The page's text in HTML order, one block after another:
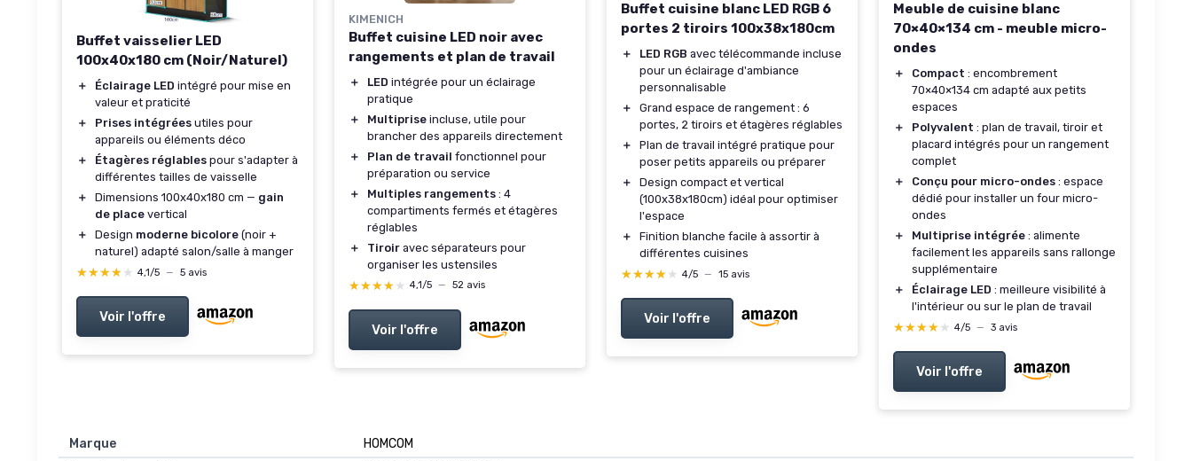
Buffet vaisselier LED
100x40x180 cm (Noir/Naturel)
＋ Éclairage LED intégré pour mise en
valeur et praticité
＋
Prises intégrées utiles pour
appareils ou éléments déco
＋
Étagères réglables pour s'adapter à
différentes tailles de vaisselle
＋
Dimensions 100x40x180 cm — gain
de place vertical
＋
Design moderne bicolore (noir +
naturel) adapté salon/salle à manger
★★★★★
★★★★★ 4,1/5 — 5 avis
Voir l'offre
KIMENICH
Buffet cuisine LED noir avec
rangements et plan de travail
＋ LED intégrée pour un éclairage
pratique
＋
Multiprise incluse, utile pour
brancher des appareils directement
＋
Plan de travail fonctionnel pour
préparation ou service
＋
Multiples rangements : 4
compartiments fermés et étagères
réglables
＋
Tiroir avec séparateurs pour
organiser les ustensiles
★★★★★
★★★★★ 4,1/5 — 52 avis
Voir l'offre
Buffet cuisine blanc LED RGB 6
portes 2 tiroirs 100x38x180cm
＋ LED RGB avec télécommande incluse
pour un éclairage d'ambiance
personnalisable
＋
Grand espace de rangement : 6
portes, 2 tiroirs et étagères réglables
＋
Plan de travail intégré pratique pour
poser petits appareils ou préparer
＋
Design compact et vertical
(100x38x180cm) idéal pour optimiser
l'espace
＋
Finition blanche facile à assortir à
différentes cuisines
★★★★★
★★★★★ 4/5 — 15 avis
Voir l'offre
Meuble de cuisine blanc
70×40×134 cm - meuble micro-
ondes
＋ Compact : encombrement
70×40×134 cm adapté aux petits
espaces
＋
Polyvalent : plan de travail, tiroir et
placard intégrés pour un rangement
complet
＋
Conçu pour micro-ondes : espace
dédié pour installer un four micro-
ondes
＋
Multiprise intégrée : alimente
facilement les appareils sans rallonge
supplémentaire
＋
Éclairage LED : meilleure visibilité à
l'intérieur ou sur le plan de travail
★★★★★
★★★★★ 4/5 — 3 avis
Voir l'offre
Marque
‎HOMCOM